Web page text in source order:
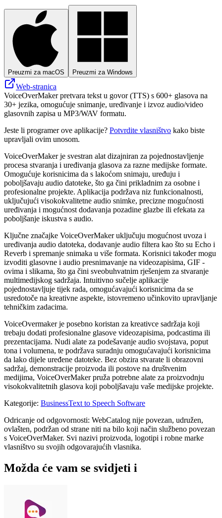
Preuzmi za macOS Preuzmi za Windows
Web-stranica
VoiceOverMaker pretvara tekst u govor (TTS) s 600+ glasova na
30+ jezika, omogućuje snimanje, uređivanje i izvoz audio/video
glasovnih zapisa u MP3/WAV formatu.
Jeste li programer ove aplikacije? Potvrdite vlasništvo kako biste
upravljali ovim unosom.
VoiceOverMaker je svestran alat dizajniran za pojednostavljenje
procesa stvaranja i uređivanja glasova za razne medijske formate.
Omogućuje korisnicima da s lakoćom snimaju, uređuju i
poboljšavaju audio datoteke, što ga čini prikladnim za osobne i
profesionalne projekte. Aplikacija podržava niz funkcionalnosti,
uključujući visokokvalitetne audio snimke, precizne mogućnosti
uređivanja i mogućnost dodavanja pozadine glazbe ili efekata za
poboljšanje iskustva s audio.
Ključne značajke VoiceOverMaker uključuju mogućnost uvoza i
uređivanja audio datoteka, dodavanje audio filtera kao što su Echo i
Reverb i spremanje snimaka u više formata. Korisnici također mogu
izvoditi glasovne i audio presnimavanje na videozapisima, GIF -
ovima i slikama, što ga čini sveobuhvatnim rješenjem za stvaranje
multimedijskog sadržaja. Intuitivno sučelje aplikacije
pojednostavljuje tijek rada, omogućavajući korisnicima da se
usredotoče na kreativne aspekte, istovremeno učinkovito upravljanje
tehničkim zadacima.
VoiceOvermaker je posebno koristan za kreativce sadržaja koji
trebaju dodati profesionalne glasove videozapisima, podcastima ili
prezentacijama. Nudi alate za podešavanje audio svojstava, poput
tona i volumena, te podržava suradnju omogućavajući korisnicima
da lako dijele uređene datoteke. Bez obzira stvarate li obrazovni
sadržaj, demonstracije proizvoda ili postove na društvenim
medijima, VoiceOverMaker pruža potrebne alate za proizvodnju
visokokvalitetnih glasova koji poboljšavaju vaše medijske projekte.
Kategorije: BusinessText to Speech Software
Odricanje od odgovornosti: WebCatalog nije povezan, udružen,
ovlašten, podržan od strane niti na bilo koji način službeno povezan
s VoiceOverMaker. Svi nazivi proizvoda, logotipi i robne marke
vlasništvo su svojih odgovarajućih vlasnika.
Možda će vam se svidjeti i